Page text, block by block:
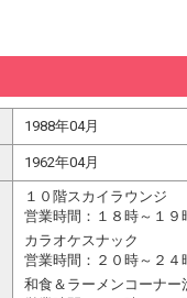
1988年04月
1962年04月
１０階スカイラウンジ
営業時間：１８時～１９
カラオケスナック
営業時間：２０時～２４
和食＆ラーメンコーナー